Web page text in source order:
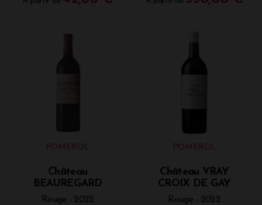
POMEROL
Château
BEAUREGARD
Rouge - 2022
POMEROL
Château VRAY
CROIX DE GAY
Rouge - 2022